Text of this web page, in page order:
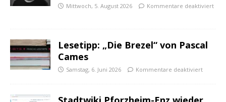
Mittwoch, 5. August 2026 Kommentare deaktiviert
Lesetipp: „Die Brezel“ von Pascal
Cames
Samstag, 6. Juni 2026 Kommentare deaktiviert